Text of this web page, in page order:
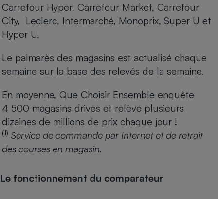
Carrefour Hyper, Carrefour Market, Carrefour
City, Leclerc, Intermarché, Monoprix, Super U et
Hyper U.
Le palmarès des magasins est actualisé chaque
semaine sur la base des relevés de la semaine.
En moyenne, Que Choisir Ensemble enquête
4 500 magasins drives et relève plusieurs
dizaines de millions de prix chaque jour !
(1) Service de commande par Internet et de retrait
des courses en magasin.
Le fonctionnement du comparateur